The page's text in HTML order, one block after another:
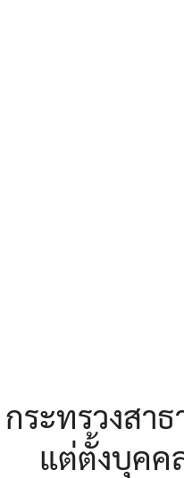
กระทรวงสา
แต่ตั้งบุคค